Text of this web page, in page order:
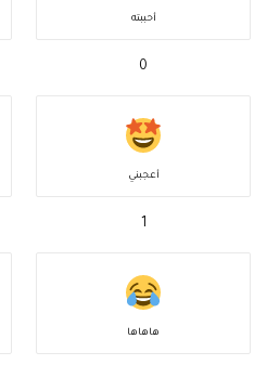
أحببته
0
أعجبني
1
هاهاها